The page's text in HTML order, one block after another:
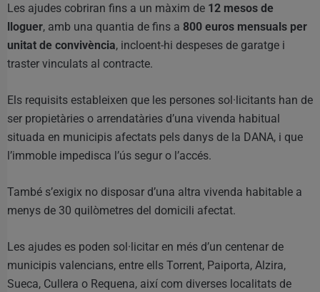
Les ajudes cobriran fins a un màxim de 12 mesos de
lloguer, amb una quantia de fins a 800 euros mensuals per
unitat de convivència, incloent-hi despeses de garatge i
traster vinculats al contracte.
Els requisits estableixen que les persones sol·licitants han de
ser propietàries o arrendatàries d’una vivenda habitual
situada en municipis afectats pels danys de la DANA, i que
l’immoble impedisca l’ús segur o l’accés.
També s’exigix no disposar d’una altra vivenda habitable a
menys de 30 quilòmetres del domicili afectat.
Les ajudes es poden sol·licitar en més d’un centenar de
municipis valencians, entre ells Torrent, Paiporta, Alzira,
Sueca, Cullera o Requena, així com diverses localitats de